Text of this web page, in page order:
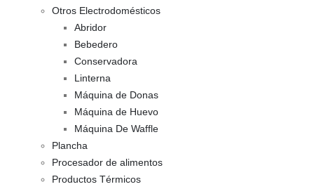
Otros Electrodomésticos
Abridor
Bebedero
Conservadora
Linterna
Máquina de Donas
Máquina de Huevo
Máquina De Waffle
Plancha
Procesador de alimentos
Productos Térmicos